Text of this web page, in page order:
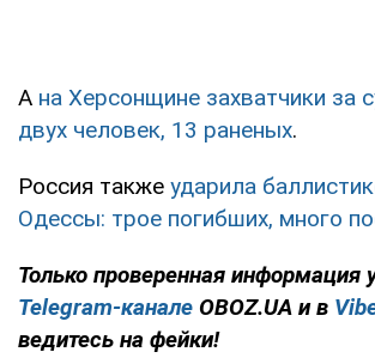
А на Херсонщине захватчики за
двух человек, 13 раненых.
Россия также ударила
Одессы: трое погибших, много
Только проверенная информация
Telegram-канале OBOZ.UA и в
ведитесь на фейки!